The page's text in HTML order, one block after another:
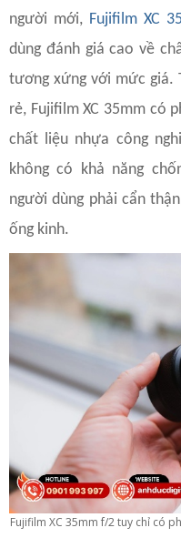
người mới, Fujifilm XC
dùng đánh giá cao về
tương xứng với mức giá.
rẻ, Fujifilm XC 35mm có
chất liệu nhựa công
không có khả năng
người dùng phải cẩn
ống kinh.
Fujifilm XC 35mm f/2 tuy chỉ có